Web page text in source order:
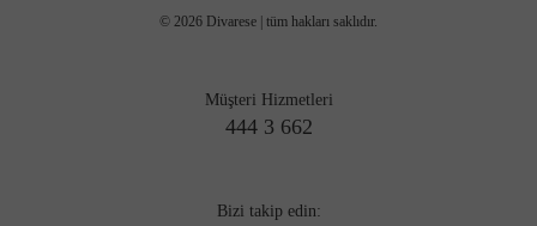
Divarese, kaliteli ayakkabıdan vazgeçemeyen kullanıcılar için en iyi
modelleri, deri cüzdanlar, süet ve loafer ayakkabılar, deri
pasaportluklar, çorap setleri, postacı çantaları, kemerler, sırt çantaları,
yoğun ilgi görüyor.
© 2026 Divarese | tüm hakları saklıdır.
Müşteri Hizmetleri
444 3 662
Bizi takip edin: